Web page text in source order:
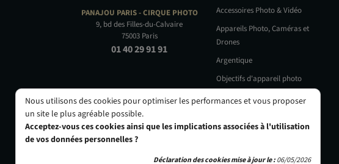
PANAJOU PARIS -CIRQUE PHOTO
9, bd des Filles-du-Calvaire
75003 Paris
01 40 29 91 91
Accessoires Photo & Vidéo
Appareils Photo, Caméras et
Drones
Argentique
Objectifs d'appareil photo
Occasions
Nous utilisons des cookies pour optimiser les performances et vous proposer
un site le plus agréable possible.
Acceptez-vous ces cookies ainsi que les implications associées à l'utilisation
de vos données personnelles ?
Déclaration des cookies mise à jour le :06/05/2026